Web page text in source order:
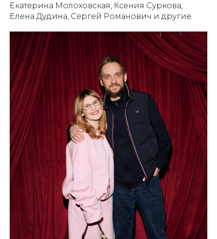
Екатерина Молоховская, Ксения Суркова,
Елена Дудина, Сергей Романович и другие.